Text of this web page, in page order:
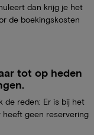
dan krijg je het
de boekingskosten
tot op heden
de reden: Er is bij het
geen reservering